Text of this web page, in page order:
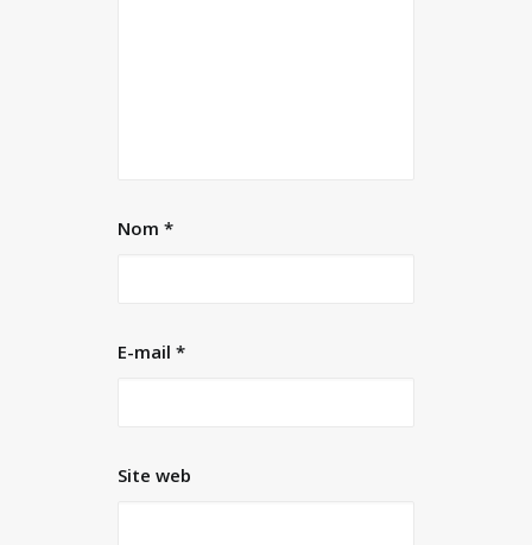
Nom *
E-mail *
Site web